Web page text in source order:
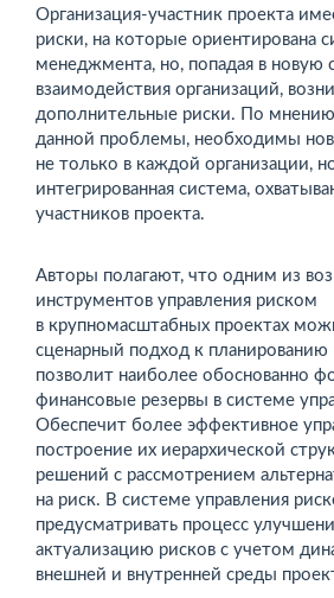
Организация-участник проекта
риски, на которые ориентирована
менеджмента, но, попадая в новую
взаимодействия организаций,
дополнительные риски. По
данной проблемы, необходимы
не только в каждой организации,
интегрированная система,
участников проекта.
Авторы полагают, что одним из
инструментов управления риском
в крупномасштабных проектах
сценарный подход к планированию
позволит наиболее обоснованно
финансовые резервы в системе
Обеспечит более эффективное
построение их иерархической
решений с рассмотрением
на риск. В системе управления
предусматривать процесс
актуализацию рисков с учетом
внешней и внутренней среды